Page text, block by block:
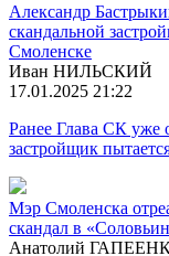
Александр
скандальной
Смоленске
Иван НИЛЬСКИЙ
17.01.2025 21:22
Ранее Глава СК уже
застройщик
Мэр Смоленска
скандал в
Анатолий